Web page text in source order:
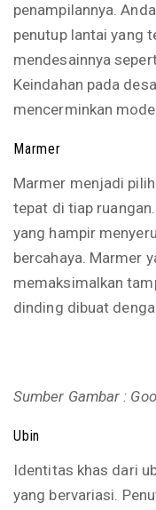
penampilannya.
penutup lantai yang
mendesainnya
Keindahan pada
mencerminkan
Marmer
Marmer menjadi
tepat di tiap
yang hampir
bercahaya. Marmer
memaksimalkan
dinding dibuat
Sumber Gambar :
Ubin
Identitas khas dari
yang bervariasi.